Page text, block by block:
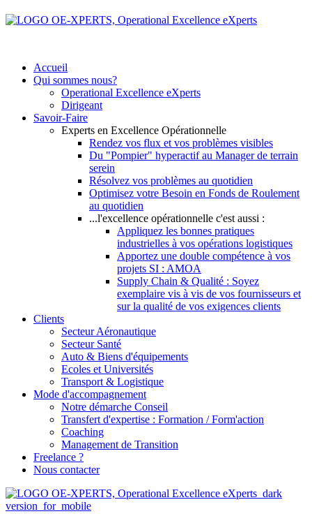
Accueil
Qui sommes nous?
Operational Excellence eXperts
Dirigeant
Savoir-Faire
Experts en Excellence Opérationnelle
Rendez vos flux et vos problèmes visibles
Du "Pompier" hyperactif au Manager de terrain
serein
Résolvez vos problèmes au quotidien
Optimisez votre Besoin en Fonds de Roulement
au quotidien
...l'excellence opérationnelle c'est aussi :
Appliquez les bonnes pratiques
industrielles à vos opérations logistiques
Apportez une double compétence à vos
projets SI : AMOA
Supply Chain & Qualité : Soyez
exemplaire vis à vis de vos fournisseurs et
sur la qualité de vos exigences clients
Clients
Secteur Aéronautique
Secteur Santé
Auto & Biens d'équipements
Ecoles et Universités
Transport & Logistique
Mode d'accompagnement
Notre démarche Conseil
Transfert d'expertise : Formation / Form'action
Coaching
Management de Transition
Freelance ?
Nous contacter